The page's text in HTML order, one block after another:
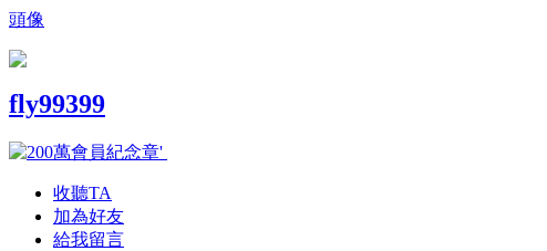
頭像
fly99399
收聽TA
加為好友
給我留言